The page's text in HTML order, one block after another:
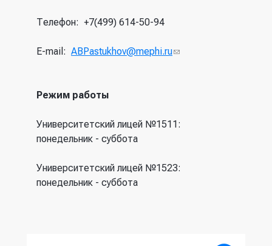
Телефон: +7(499) 614-50-94
E-mail: ABPastukhov@mephi.ru(ссылка для
Режим работы
Университетский лицей №1511:
понедельник - суббота
Университетский лицей №1523:
понедельник - суббота